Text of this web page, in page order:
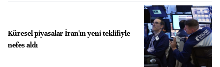
Küresel piyasalar İran'ın yeni teklifiyle
nefes aldı